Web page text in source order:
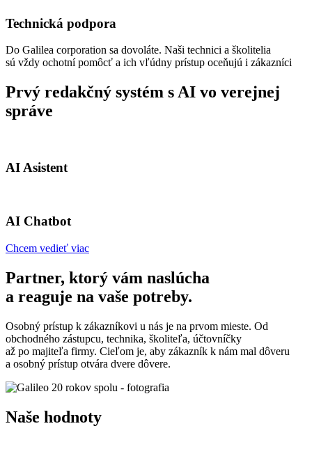
Technická podpora
Do Galilea corporation sa dovoláte. Naši technici a školitelia
sú vždy ochotní pomôcť a ich vľúdny prístup oceňujú i zákazníci
Prvý redakčný systém s AI vo verejnej
správe
AI Asistent
AI Chatbot
Chcem vedieť viac
Partner, ktorý vám naslúcha
a reaguje na vaše potreby.
Osobný prístup k zákazníkovi u nás je na prvom mieste. Od
obchodného zástupcu, technika, školiteľa, účtovníčky
až po majiteľa firmy. Cieľom je, aby zákazník k nám mal dôveru
a osobný prístup otvára dvere dôvere.
Naše hodnoty